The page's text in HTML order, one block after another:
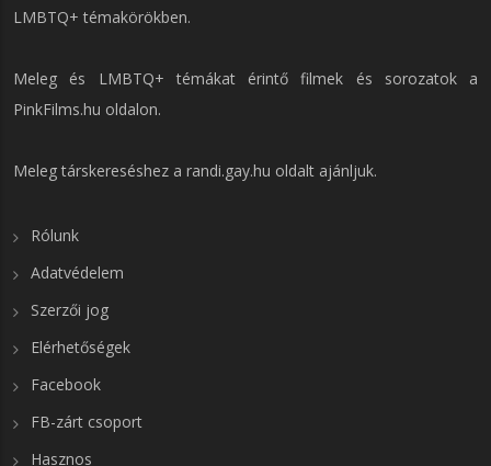
LMBTQ+ témakörökben.
Meleg és LMBTQ+ témákat érintő filmek és sorozatok a
PinkFilms.hu oldalon.
Meleg társkereséshez a randi.gay.hu oldalt ajánljuk.
Rólunk
Adatvédelem
Szerzői jog
Elérhetőségek
Facebook
FB-zárt csoport
Hasznos